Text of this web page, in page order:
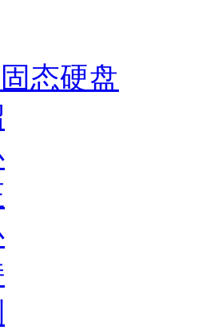
态硬盘